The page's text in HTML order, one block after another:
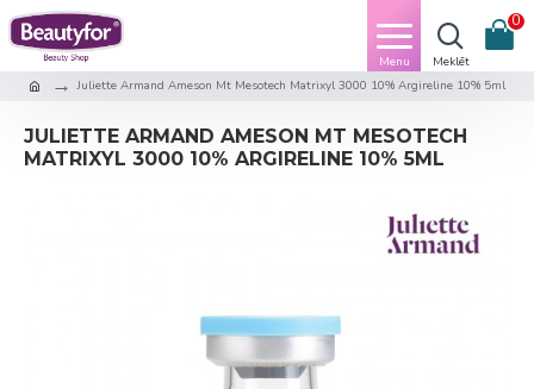
0
Juliette Armand Ameson Mt Mesotech Matrixyl 3000 10% Argireline 10% 5ml
JULIETTE ARMAND AMESON MT MESOTECH
MATRIXYL 3000 10% ARGIRELINE 10% 5ML